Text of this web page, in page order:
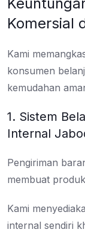
Komersial
Kami
konsumen
kemudahan
1. Sistem
Internal
Pengiriman
membuat
Kami
internal sendiri